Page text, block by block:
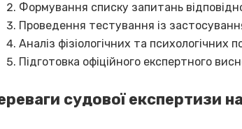
Формування списку запитань
Проведення тестування із
Аналіз фізіологічних та психологічних
Підготовка офіційного експертного
судової експертизи